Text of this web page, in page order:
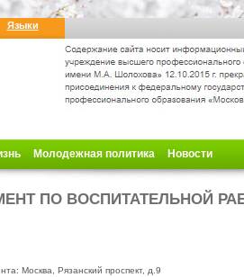
Языки
Молодежная политика Новости
ПО ВОСПИТАТЕЛЬНОЙ
Москва, Рязанский проспект, д.9